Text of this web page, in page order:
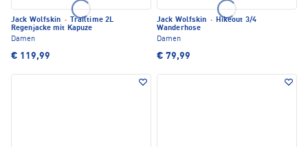
Jack Wolfskin ·
Trailtime 2L
Regenjacke mit Kapuze
Damen
€ 119,99
Jack Wolfskin · Hikeout 3/4
Wanderhose
Damen
€ 79,99